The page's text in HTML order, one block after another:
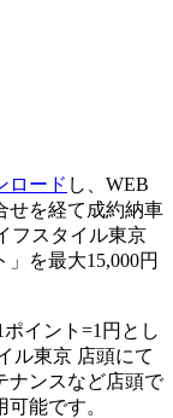
ロード し、WEB
せを経て成約納車
フスタイル東京
を最大15,000円
イント=1円とし
ル東京 店頭にて
ナンスなど店頭で
能です。